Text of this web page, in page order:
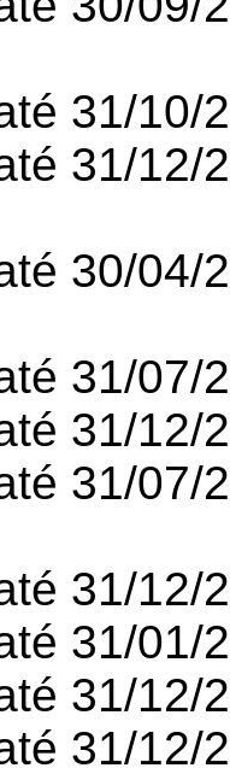
31/10/
31/12/
30/04/
31/
31/
31/07/
31/
31/
31/
31/12/